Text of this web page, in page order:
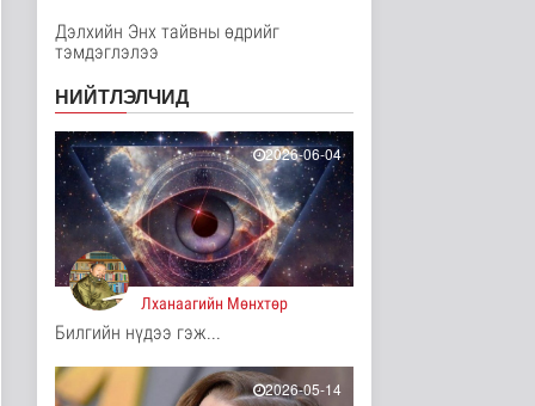
7 цаг 49 минутын өмнө
хэрэгслийн үнэ багагүй
нэмэгдсэ..
Нийгэм
7 цаг 52 минутын өмнө
Турк, Саудын Араб,
Пакистан улсууд
батлан хамгаа..
Дэлхийд
7 цаг 55 минутын өмнө
"Онцгой амралт-2026"
авч э..
Нийгэм
Дэлхийн Энх тайвны өдрийг
тэмдэглэлээ
НИЙТЛЭЛЧИД
2026-06-04
Лханаагийн Мөнхтөр
Билгийн нүдээ гэж...
2026-05-14